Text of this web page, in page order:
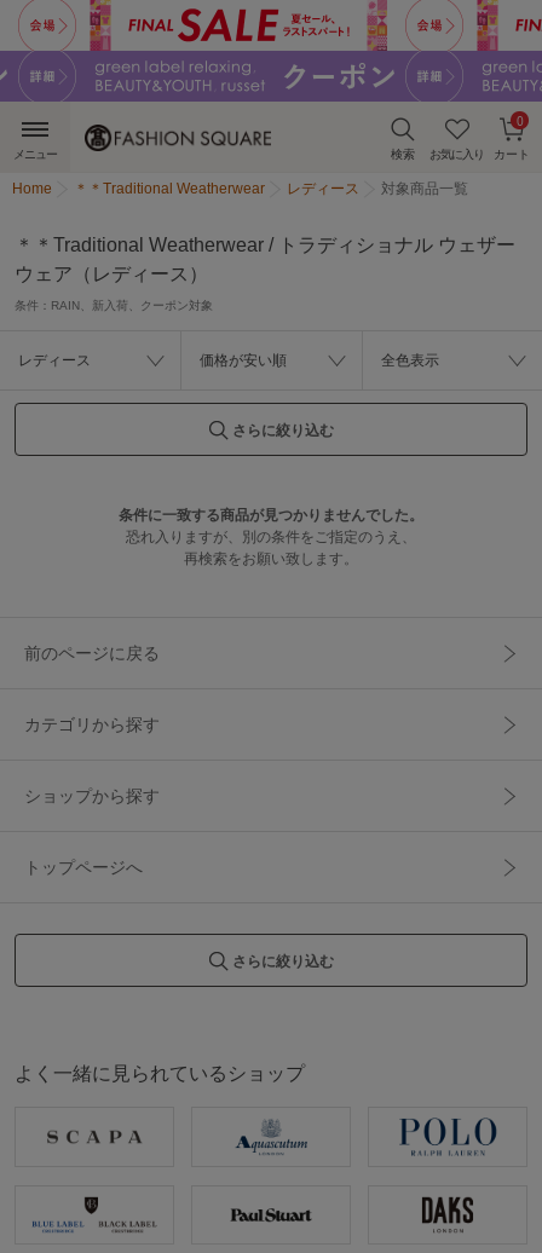
検索 お気に入り カート
0
メニュー
Home ＊＊Traditional Weatherwear レディース 対象商品一覧
＊＊Traditional Weatherwear / トラディショナル ウェザー
ウェア（レディース）
条件： RAIN、新入荷、クーポン対象
レディース 価格が安い順 全色表示
さらに絞り込む
条件に一致する商品が見つかりませんでした。
恐れ入りますが、別の条件をご指定のうえ、
再検索をお願い致します。
前のページに戻る
カテゴリから探す
ショップから探す
トップページへ
さらに絞り込む
よく一緒に見られているショップ